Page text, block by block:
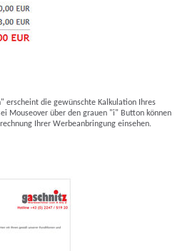
erscheint die gewünschte Kalkulation Ihres
Mouseover über den grauen "i" Button können
Ihrer Werbeanbringung einsehen.